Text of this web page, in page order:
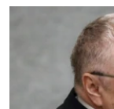
СЕВЕР.РЕАЛИИ
РАСПИСАНИЕ
ПОДПИШИТЕСЬ